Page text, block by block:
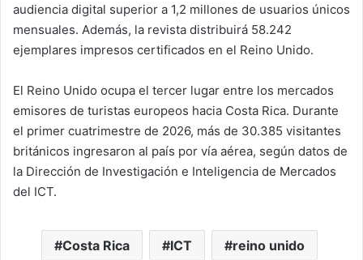
audiencia digital superior a 1,2 millones de usuarios únicos
mensuales. Además, la revista distribuirá 58.242
ejemplares impresos certificados en el Reino Unido.
El Reino Unido ocupa el tercer lugar entre los mercados
emisores de turistas europeos hacia Costa Rica. Durante
el primer cuatrimestre de 2026, más de 30.385 visitantes
británicos ingresaron al país por vía aérea, según datos de
la Dirección de Investigación e Inteligencia de Mercados
del ICT.
Costa Rica ICT reino unido